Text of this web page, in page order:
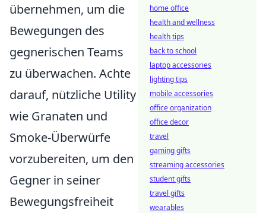
übernehmen, um die
Bewegungen des
gegnerischen Teams
zu überwachen. Achte
darauf, nützliche Utility
wie Granaten und
Smoke-Überwürfe
vorzubereiten, um den
Gegner in seiner
Bewegungsfreiheit
home office
health and wellness
health tips
back to school
laptop accessories
lighting tips
mobile accessories
office organization
office decor
travel
gaming gifts
streaming accessories
student gifts
travel gifts
wearables